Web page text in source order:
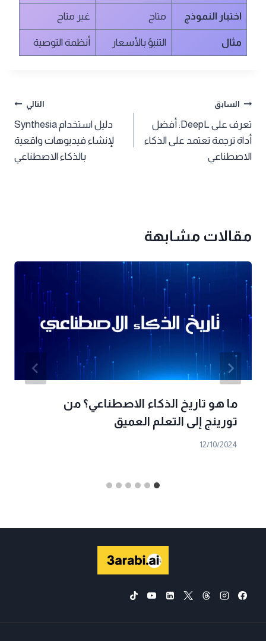
اختبار النموذج متاح غير متاح
مثال التنبؤ بالأسعار أنظمة التوصية
تصفّح
المقالات
السابق
تعرف على DeepL: أفضل
أداة ترجمة تعتمد على الذكاء
الاصطناعي
التالي
دليل استخدام Synthesia
لإنشاء فيديوهات واقعية
بالذكاء الاصطناعي
مقالات مشابهة
ما هو تاريخ الذكاء الاصطناعي؟ من
تورينج إلى التعلم العميق
12/10/2024